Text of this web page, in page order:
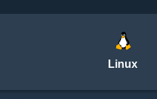
Linux